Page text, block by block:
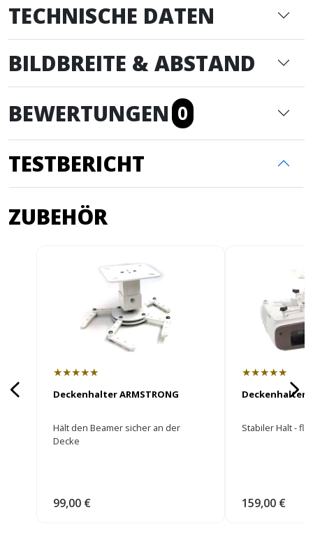
TECHNISCHE DATEN
BILDBREITE & ABSTAND
BEWERTUNGEN 0
TESTBERICHT
ZUBEHÖR
★★★★★
Deckenhalter ARMSTRONG
Hält den Beamer sicher an der
Decke
99,00 €
★★★★★
Deckenhalter
Stabiler Halt -
159,00 €